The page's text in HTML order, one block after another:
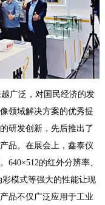
广泛，对国民经济的发
领域解决方案的优秀提
研发创新，先后推出了
品。 在展会上，鑫泰仪
640×512的红外分辨率、
模式等强大的性能让现
品不仅广泛应用于工业